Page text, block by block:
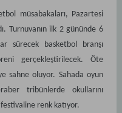
müsabakaları, Pazartesi
Turnuvanın ilk 2 gününde 6
sürecek basketbol branşı
gerçekleştirilecek. Öte
sahne oluyor. Sahada oyun
tribünlerde okullarını
renk katıyor.